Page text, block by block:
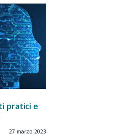
pratici e
27 marzo 2023